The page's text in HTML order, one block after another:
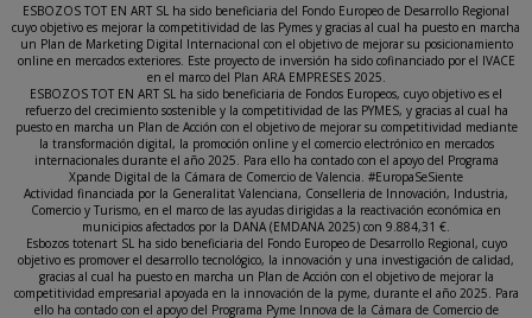
ESBOZOS TOT EN ART SL ha sido beneficiaria del Fondo Europeo de Desarrollo Regional
cuyo objetivo es mejorar la competitividad de las Pymes y gracias al cual ha puesto en marcha
un Plan de Marketing Digital Internacional con el objetivo de mejorar su posicionamiento
online en mercados exteriores. Este proyecto de inversión ha sido cofinanciado por el IVACE
en el marco del Plan ARA EMPRESES 2025.
ESBOZOS TOT EN ART SL ha sido beneficiaria de Fondos Europeos, cuyo objetivo es el
refuerzo del crecimiento sostenible y la competitividad de las PYMES, y gracias al cual ha
puesto en marcha un Plan de Acción con el objetivo de mejorar su competitividad mediante
la transformación digital, la promoción online y el comercio electrónico en mercados
internacionales durante el año 2025. Para ello ha contado con el apoyo del Programa
Xpande Digital de la Cámara de Comercio de Valencia. #EuropaSeSiente
Actividad financiada por la Generalitat Valenciana, Conselleria de Innovación, Industria,
Comercio y Turismo, en el marco de las ayudas dirigidas a la reactivación económica en
municipios afectados por la DANA (EMDANA 2025) con 9.884,31 €.
Esbozos totenart SL ha sido beneficiaria del Fondo Europeo de Desarrollo Regional, cuyo
objetivo es promover el desarrollo tecnológico, la innovación y una investigación de calidad,
gracias al cual ha puesto en marcha un Plan de Acción con el objetivo de mejorar la
competitividad empresarial apoyada en la innovación de la pyme, durante el año 2025. Para
ello ha contado con el apoyo del Programa Pyme Innova de la Cámara de Comercio de